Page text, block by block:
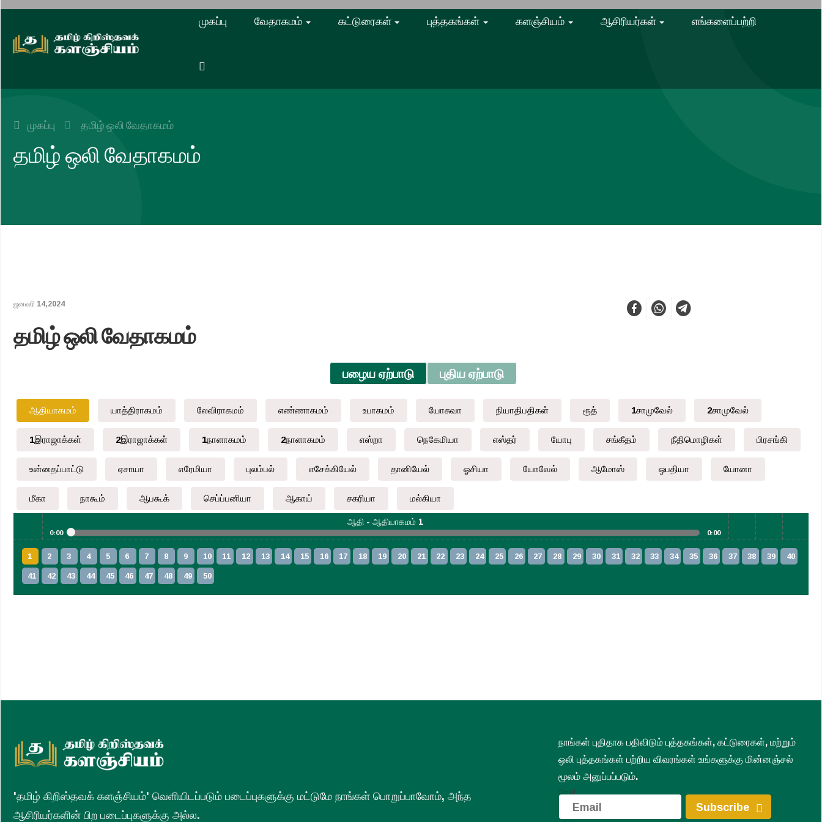
முகப்பு வேதாகமம் கட்டுரைகள் புத்தகங்கள் களஞ்சியம் ஆசிரியர்கள் எங்களைப்பற்றி
முகப்பு தமிழ் ஒலி வேதாகமம்
தமிழ் ஒலி வேதாகமம்
ஜனவரி 14,2024
தமிழ் ஒலி வேதாகமம்
பழைய ஏற்பாடு புதிய ஏற்பாடு
ஆதியாகமம் யாத்திராகமம் லேவிராகமம் எண்ணாகமம் உபாகமம் யோசுவா நியாதிபதிகள் ரூத் 1சாமுவேல்
2சாமுவேல்
1இராஜாக்கள்
2இராஜாக்கள் 1நாளாகமம் 2நாளாகமம் எஸ்றா நெகேமியா எஸ்தர் யோபு சங்கீதம் நீதிமொழிகள்
பிரசங்கி
உன்னதப்பாட்டு
ஏசாயா எரேமியா புலம்பல் எசேக்கியேல் தானியேல் ஓசியா யோவேல் ஆமோஸ் ஒபதியா
யோனா
மீகா
நாகூம் ஆபகூக் செப்ப்பனியா ஆகாய் சகரியா மல்கியா
Play /
ஆதி - ஆதியாகமம் 1
0:00 0:00
volume
< >
1 2 3 4 5 6 7 8 9 10 11 12 13 14 15 16 17 18 19 20 21 22 23 24 25 26 27 28 29 30 31 32 33 34 35 36 37 38 39
40
41
42 43 44 45 46 47 48 49 50
'தமிழ் கிறிஸ்தவக் களஞ்சியம்' வெளியிடப்படும் படைப்புகளுக்கு மட்டுமே நாங்கள் பொறுப்பாவோம், அந்த
ஆசிரியர்களின் பிற படைப்புகளுக்கு அல்ல.
நாங்கள் புதிதாக பதிவிடும் புத்தகங்கள், கட்டுரைகள், மற்றும்
ஒலி புத்தகங்கள் பற்றிய விவரங்கள் உங்களுக்கு மின்னஞ்சல்
மூலம் அனுப்பப்படும்.
Email